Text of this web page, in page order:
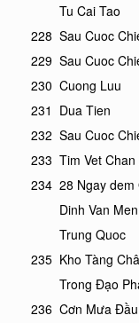
Tu Cai Tao
228 Sau Cuoc
229 Sau Cuoc
230 Cuong Luu
231 Dua Tien
232 Sau Cuoc
233 Tim Vet Chan
234 28 Ngay dem
Dinh Van
Trung Quoc
235 Kho Tàng
Trong Đạo
236 Cơn Mưa